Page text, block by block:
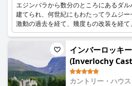
エジンバラから数分のところにあるダ
建てられ、何世紀にもわたってラムジー
激動の過去を経て、幾度もの改装を経
のあるホテルとなり、お客様に素晴ら
イムスリップしたかのような不思議な雰
インバーロッキ
(Inverlochy
カントリー・ハウス